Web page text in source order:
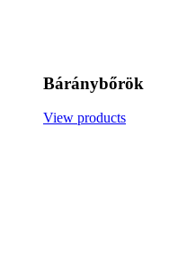
Báránybőrök
View products